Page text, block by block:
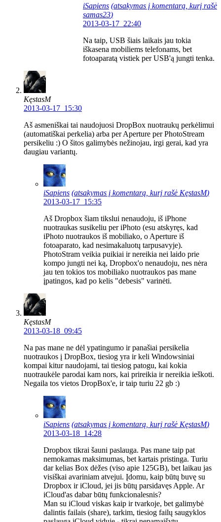
iSapiens (atsakymas į komentarą, kurį rašė
samas23)
2013-03-17 22:40
Na taip, USB šiais laikais jau tokia
iškasena mobiliems telefonams, bet
fotoaparatą vistiek per USB'ą jungti tenka.
KęstasM
2013-03-17 15:30
Aš asmeniškai tai naudojuosi DropBox nuotraukų perkėlimui
(automatiškai perkelia) arba per Aperture per PhotoStream
persikeliu :) O šitos galimybės nežinojau, irgi gerai, kad yra
daugiau variantų.
iSapiens (atsakymas į komentarą, kurį rašė KęstasM)
2013-03-17 15:35
Aš Dropbox šiam tikslui nenaudoju, iš iPhone
nuotraukas susikeliu per iPhoto (esu atskyręs, kad
iPhoto nuotraukos iš mobiliako, o Aperture iš
fotoaparato, kad nesimakaluotų tarpusavyje).
PhotoStram veikia puikiai ir nereikia nei laido prie
kompo jungti nei ką, Dropbox'o nenaudoju, nes nėra
jau ten tokios tos mobiliako nuotraukos pas mane
įpatingos, kad po kelis "debesis" varinėti.
KęstasM
2013-03-18 09:45
Na pas mane ne dėl ypatingumo ir panašiai persikelia
nuotraukos į DropBox, tiesiog yra ir keli Windowsiniai
kompai kitur naudojami, tai tiesiog patogu, kai kokia
nuotraukėle parodai kam nors, kai prireikia ir nereikia ieškoti.
Negaila tos vietos DropBox'e, ir taip turiu 22 gb :)
iSapiens (atsakymas į komentarą, kurį rašė KęstasM)
2013-03-18 14:28
Dropbox tikrai šauni paslauga. Pas mane taip pat
nemokamas maksimumas, bet kartais pristinga. Turiu
dar kelias Box dėžes (viso apie 125GB), bet laikau jas
visiškai avariniam atvejui. Įdomu, kaip būtų buvę su
Dropbox ir iCloud, jei jis būtų parsidavęs Apple. Ar
iCloud'as dabar būtų funkcionalesnis?
Man su iCloud viskas kaip ir tvarkoje, bet galimybė
dalintis failais (share), tarkim, tiesiog failų saugyklos